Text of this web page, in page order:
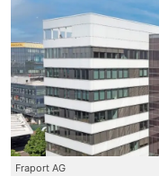
Fraport AG